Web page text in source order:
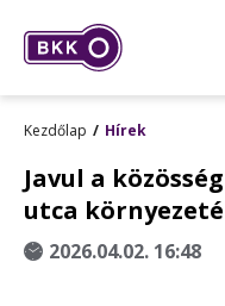
Kezdőlap Hírek
Javul a
utca
2026.04.02. 16:48